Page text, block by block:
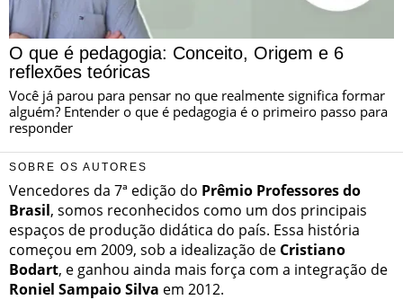
O que é pedagogia: Conceito, Origem e 6
reflexões teóricas
Você já parou para pensar no que realmente significa formar
alguém? Entender o que é pedagogia é o primeiro passo para
responder
SOBRE OS AUTORES
Vencedores da 7ª edição do Prêmio Professores do
Brasil, somos reconhecidos como um dos principais
espaços de produção didática do país. Essa história
começou em 2009, sob a idealização de Cristiano
Bodart, e ganhou ainda mais força com a integração de
Roniel Sampaio Silva em 2012.